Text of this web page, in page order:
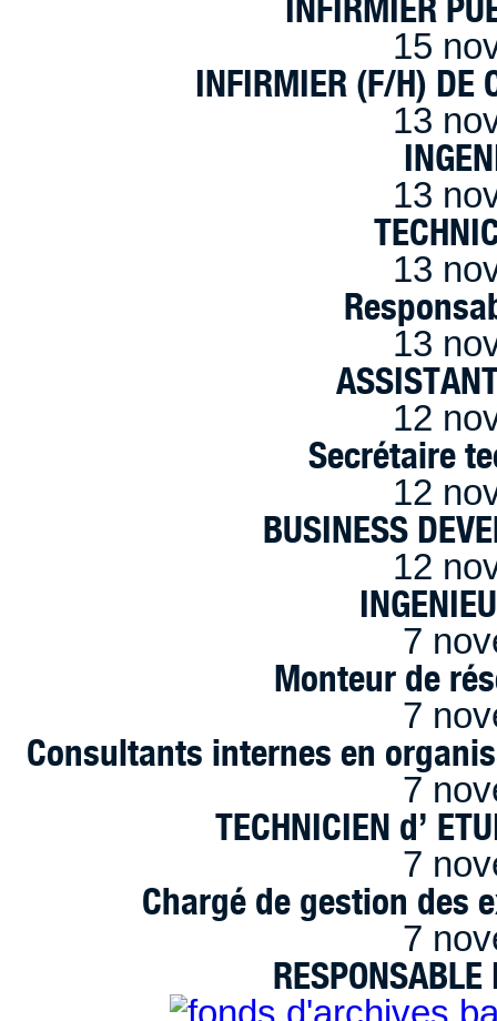
15
INFIRMIER (F/H) DE
13
13
13
13
12
Secrétaire
12
BUSINESS
12
7
Monteur de
7
Consultants internes en
7
TECHNICIEN d’
7
Chargé de gestion des
7